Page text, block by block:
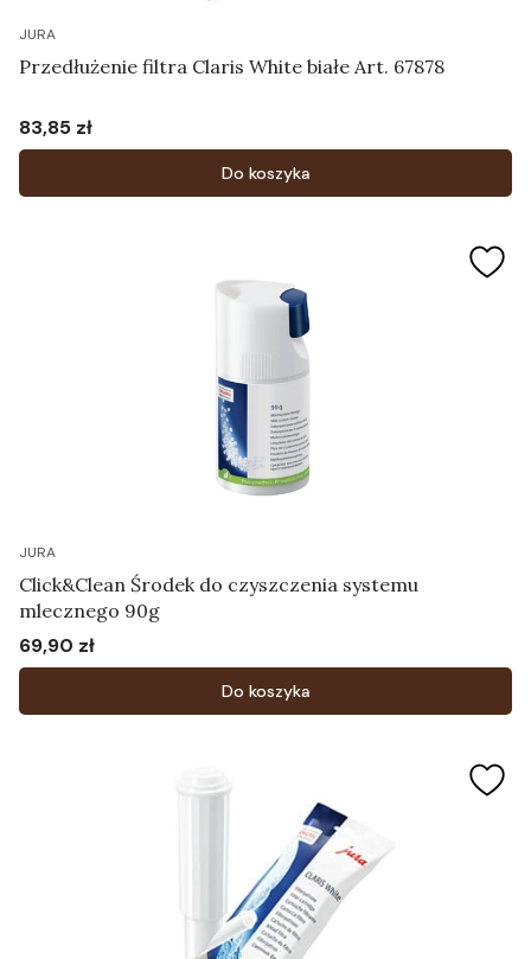
JURA
Przedłużenie filtra Claris White białe Art. 67878
Cena
83,85 zł
Do koszyka
JURA
Click&Clean Środek do czyszczenia systemu
mlecznego 90g
Cena
69,90 zł
Do koszyka